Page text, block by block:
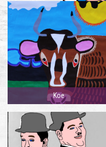
Koe